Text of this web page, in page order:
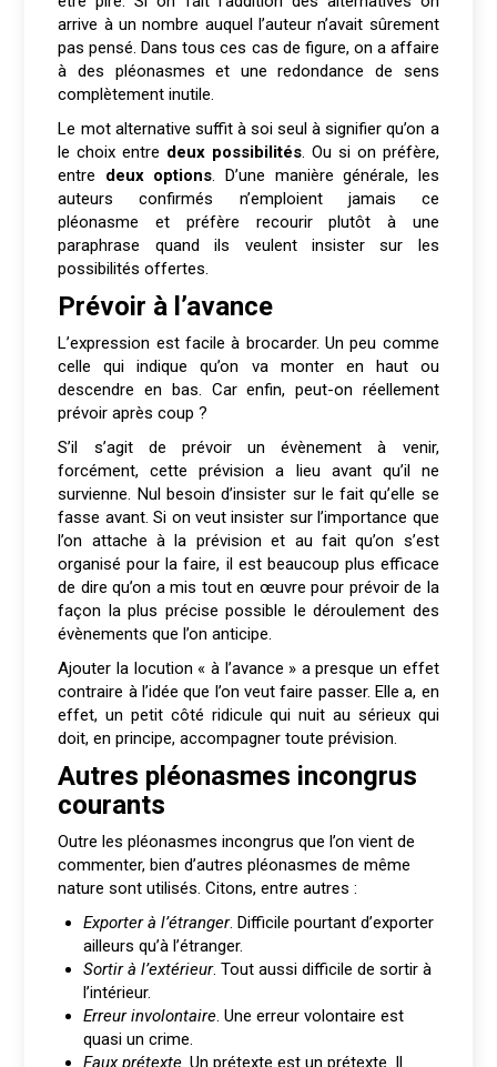
arrive à un nombre auquel l’auteur n’avait sûrement
pas pensé. Dans tous ces cas de figure, on a affaire
à des pléonasmes et une redondance de sens
complètement inutile.
Le mot alternative suffit à soi seul à signifier qu’on a
le choix entre deux possibilités. Ou si on préfère,
entre deux options. D’une manière générale, les
auteurs confirmés n’emploient jamais ce
pléonasme et préfère recourir plutôt à une
paraphrase quand ils veulent insister sur les
possibilités offertes.
Prévoir à l’avance
L’expression est facile à brocarder. Un peu comme
celle qui indique qu’on va monter en haut ou
descendre en bas. Car enfin, peut-on réellement
prévoir après coup ?
S’il s’agit de prévoir un évènement à venir,
forcément, cette prévision a lieu avant qu’il ne
survienne. Nul besoin d’insister sur le fait qu’elle se
fasse avant. Si on veut insister sur l’importance que
l’on attache à la prévision et au fait qu’on s’est
organisé pour la faire, il est beaucoup plus efficace
de dire qu’on a mis tout en œuvre pour prévoir de la
façon la plus précise possible le déroulement des
évènements que l’on anticipe.
Ajouter la locution « à l’avance » a presque un effet
contraire à l’idée que l’on veut faire passer. Elle a, en
effet, un petit côté ridicule qui nuit au sérieux qui
doit, en principe, accompagner toute prévision.
Autres pléonasmes incongrus
courants
Outre les pléonasmes incongrus que l’on vient de
commenter, bien d’autres pléonasmes de même
nature sont utilisés. Citons, entre autres :
Exporter à l’étranger. Difficile pourtant d’exporter
ailleurs qu’à l’étranger.
Sortir à l’extérieur. Tout aussi difficile de sortir à
l’intérieur.
Erreur involontaire. Une erreur volontaire est
quasi un crime.
Faux prétexte. Un prétexte est un prétexte. Il